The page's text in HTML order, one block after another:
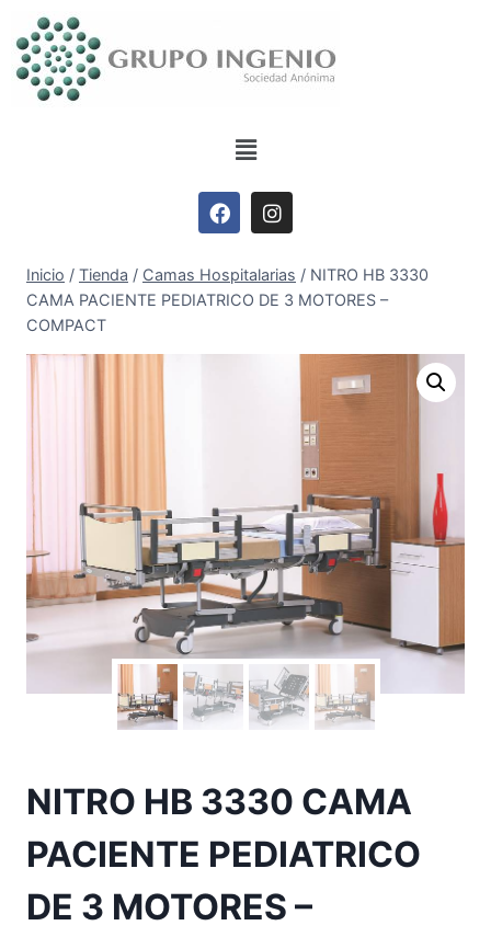
Inicio / Tienda / Camas Hospitalarias / NITRO HB 3330
CAMA PACIENTE PEDIATRICO DE 3 MOTORES –
COMPACT
NITRO HB 3330 CAMA
PACIENTE PEDIATRICO
DE 3 MOTORES –